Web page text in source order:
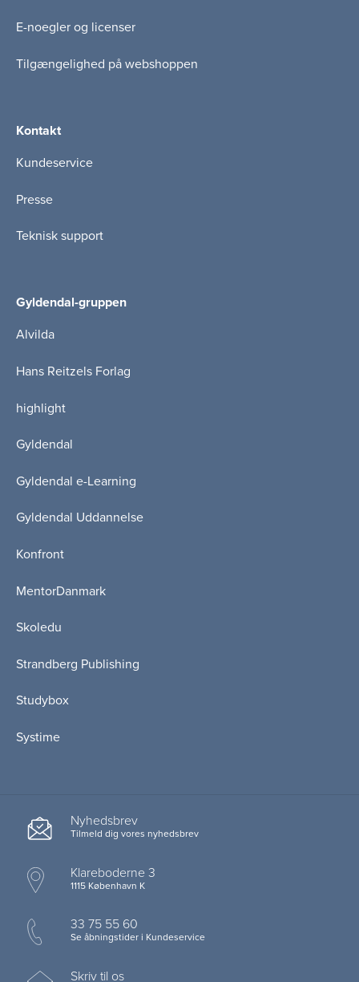
E-noegler og licenser
Tilgængelighed på webshoppen
Kontakt
Kundeservice
Presse
Teknisk support
Gyldendal-gruppen
Alvilda
Hans Reitzels Forlag
highlight
Gyldendal
Gyldendal e-Learning
Gyldendal Uddannelse
Konfront
MentorDanmark
Skoledu
Strandberg Publishing
Studybox
Systime
Nyhedsbrev
Tilmeld dig vores nyhedsbrev
Klareboderne 3
1115 København K
33 75 55 60
Se åbningstider i Kundeservice
Skriv til os